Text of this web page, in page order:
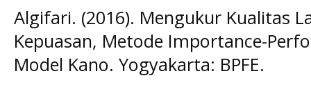
Algifari. (2016). Mengukur Kualitas
Kepuasan, Metode Importance-
Model Kano. Yogyakarta: BPFE.